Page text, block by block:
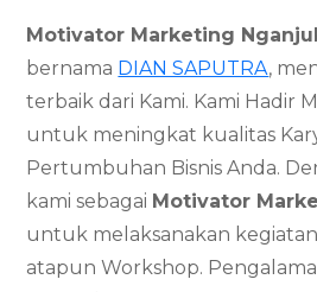
Motivator Marketing
bernama DIAN SAPUTRA,
terbaik dari Kami. Kami Hadir
untuk meningkat kualitas
Pertumbuhan Bisnis Anda.
kami sebagai Motivator
untuk melaksanakan
atapun Workshop.